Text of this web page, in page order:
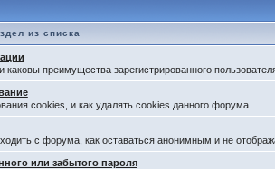
из списка
каковы преимущества зарегистрированного
cookies, и как удалять cookies данного форума.
с форума, как оставаться анонимным и не
или забытого пароля